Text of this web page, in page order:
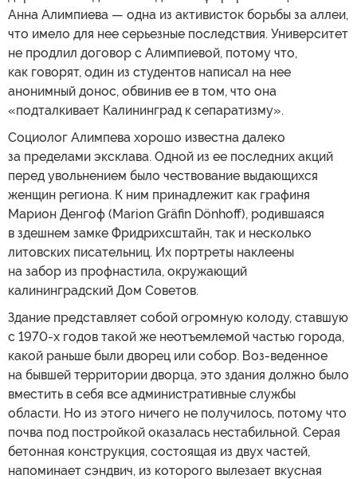
Анна Алимпиева — одна из активисток борьбы за аллеи,
что имело для нее серьезные последствия. Университет
не продлил договор с Алимпиевой, потому что,
как говорят, один из студентов написал на нее
анонимный донос, обвинив ее в том, что она
«подталкивает Калининград к сепаратизму».
Социолог Алимпева хорошо известна далеко
за пределами эксклава. Одной из ее последних акций
перед увольнением было чествование выдающихся
женщин региона. К ним принадлежит как графиня
Марион Денгоф (Marion Gräfin Dönhoff), родившаяся
в здешнем замке Фридрихсштайн, так и несколько
литовских писательниц. Их портреты наклеены
на забор из профнастила, окружающий
калининградский Дом Советов.
Здание представляет собой огромную колоду, ставшую
с 1970-х годов такой же неотъемлемой частью города,
какой раньше были дворец или собор. Воз-веденное
на бывшей территории дворца, это здания должно было
вместить в себя все административные службы
области. Но из этого ничего не получилось, потому что
почва под постройкой оказалась нестабильной. Серая
бетонная конструкция, состоящая из двух частей,
напоминает сэндвич, из которого вылезает вкусная